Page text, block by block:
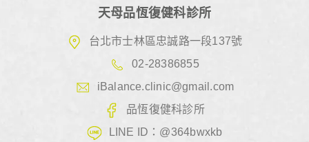
天母品恆復健科診所
台北市士林區忠誠路一段137號
02-28386855
iBalance.clinic@gmail.com
品恆復健科診所
LINE ID：@364bwxkb